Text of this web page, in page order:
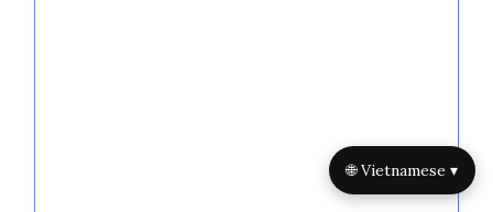
Hệ thống Điều chỉnh Cảm xúc trong Thể thao:
Tăng cường Hiệu suất, Khả năng Chịu đựng và
🌐 Vietnamese ▾